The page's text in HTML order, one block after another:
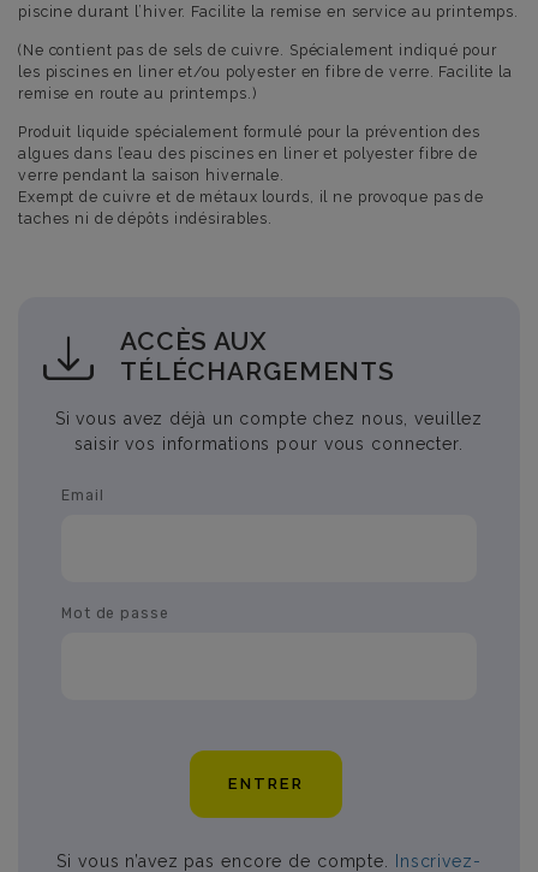
piscine durant l’hiver. Facilite la remise en service au printemps.
(Ne contient pas de sels de cuivre. Spécialement indiqué pour
les piscines en liner et/ou polyester en fibre de verre. Facilite la
remise en route au printemps.)
Produit liquide spécialement formulé pour la prévention des
algues dans l’eau des piscines en liner et polyester fibre de
verre pendant la saison hivernale.
Exempt de cuivre et de métaux lourds, il ne provoque pas de
taches ni de dépôts indésirables.
ACCÈS AUX
TÉLÉCHARGEMENTS
Si vous avez déjà un compte chez nous, veuillez
saisir vos informations pour vous connecter.
Email
Mot de passe
ENTRER
Si vous n’avez pas encore de compte.
Inscrivez-